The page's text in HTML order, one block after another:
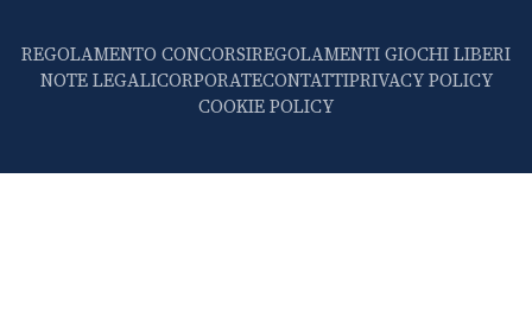
REGOLAMENTO CONCORSIREGOLAMENTI GIOCHI LIBERI
NOTE LEGALICORPORATECONTATTIPRIVACY POLICY
COOKIE POLICY